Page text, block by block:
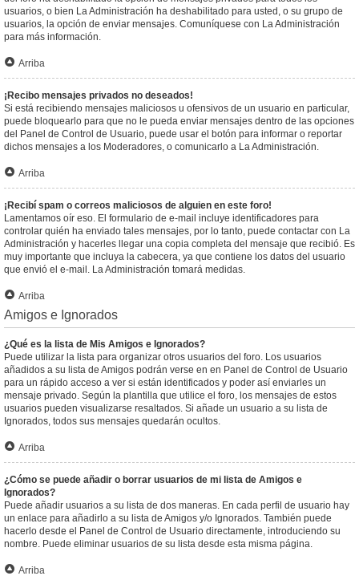
usuarios, o bien La Administración ha deshabilitado para usted, o su grupo de
usuarios, la opción de enviar mensajes. Comuníquese con La Administración
para más información.
Arriba
¡Recibo mensajes privados no deseados!
Si está recibiendo mensajes maliciosos u ofensivos de un usuario en particular,
puede bloquearlo para que no le pueda enviar mensajes dentro de las opciones
del Panel de Control de Usuario, puede usar el botón para informar o reportar
dichos mensajes a los Moderadores, o comunicarlo a La Administración.
Arriba
¡Recibí spam o correos maliciosos de alguien en este foro!
Lamentamos oír eso. El formulario de e-mail incluye identificadores para
controlar quién ha enviado tales mensajes, por lo tanto, puede contactar con La
Administración y hacerles llegar una copia completa del mensaje que recibió. Es
muy importante que incluya la cabecera, ya que contiene los datos del usuario
que envió el e-mail. La Administración tomará medidas.
Arriba
Amigos e Ignorados
¿Qué es la lista de Mis Amigos e Ignorados?
Puede utilizar la lista para organizar otros usuarios del foro. Los usuarios
añadidos a su lista de Amigos podrán verse en en Panel de Control de Usuario
para un rápido acceso a ver si están identificados y poder así enviarles un
mensaje privado. Según la plantilla que utilice el foro, los mensajes de estos
usuarios pueden visualizarse resaltados. Si añade un usuario a su lista de
Ignorados, todos sus mensajes quedarán ocultos.
Arriba
¿Cómo se puede añadir o borrar usuarios de mi lista de Amigos e
Ignorados?
Puede añadir usuarios a su lista de dos maneras. En cada perfil de usuario hay
un enlace para añadirlo a su lista de Amigos y/o Ignorados. También puede
hacerlo desde el Panel de Control de Usuario directamente, introduciendo su
nombre. Puede eliminar usuarios de su lista desde esta misma página.
Arriba